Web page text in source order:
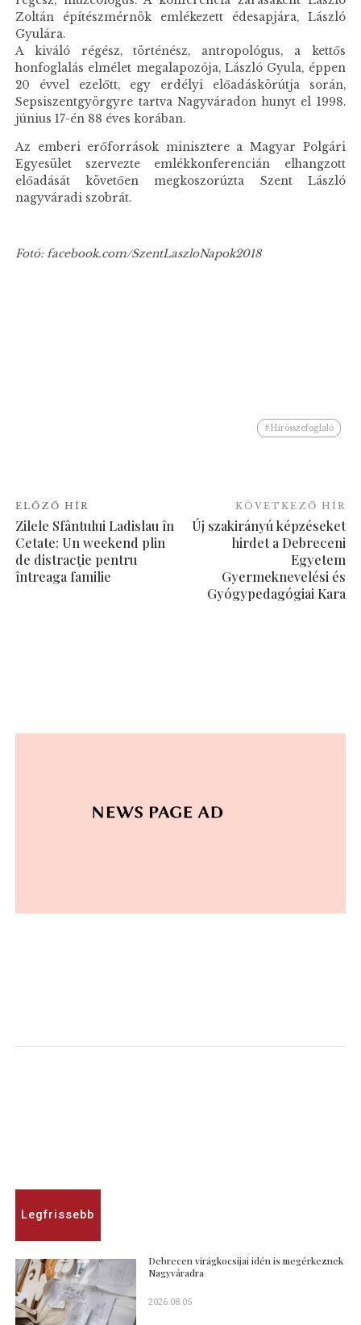
Zoltán építészmérnök emlékezett édesapjára, László
Gyulára.
A kiváló régész, történész, antropológus, a kettős
honfoglalás elmélet megalapozója, László Gyula, éppen
20 évvel ezelőtt, egy erdélyi előadáskörútja során,
Sepsiszentgyörgyre tartva Nagyváradon hunyt el 1998.
június 17-én 88 éves korában.
Az emberi erőforrások minisztere a Magyar Polgári
Egyesület szervezte emlékkonferencián elhangzott
előadását követően megkoszorúzta Szent László
nagyváradi szobrát.
Fotó: facebook.com/SzentLaszloNapok2018
#Hírösszefoglaló
ELŐZŐ HÍR
Zilele Sfântului Ladislau în
Cetate: Un weekend plin
de distracţie pentru
întreaga familie
KÖVETKEZŐ HÍR
Új szakirányú képzéseket
hirdet a Debreceni
Egyetem
Gyermeknevelési és
Gyógypedagógiai Kara
Legfrissebb
Debrecen virágkocsijai idén is megérkeznek
Nagyváradra
2026.08.05